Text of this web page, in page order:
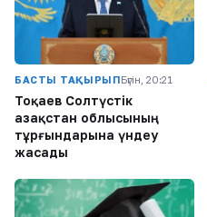
БАСТЫ ТАҚЫРЫПБүгін, 20:21
Тоқаев Солтүстік
Қазақстан облысының
тұрғындарына үндеу
жасады